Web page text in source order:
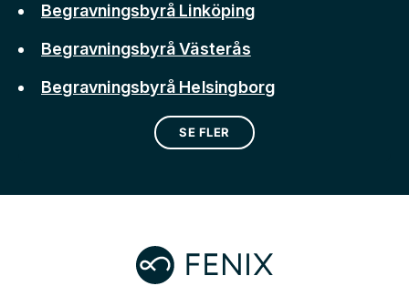
Begravningsbyrå Linköping
Begravningsbyrå Västerås
Begravningsbyrå Helsingborg
SE FLER